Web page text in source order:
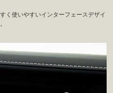
く使いやすいインターフェースデザイ